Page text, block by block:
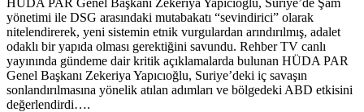
yönetimi ile DSG arasındaki mutabakatı “sevindirici” olarak
nitelendirerek, yeni sistemin etnik vurgulardan arındırılmış, adalet
odaklı bir yapıda olması gerektiğini savundu. Rehber TV canlı
yayınında gündeme dair kritik açıklamalarda bulunan HÜDA PAR
Genel Başkanı Zekeriya Yapıcıoğlu, Suriye’deki iç savaşın
sonlandırılmasına yönelik atılan adımları ve bölgedeki ABD etkisini
değerlendirdi….